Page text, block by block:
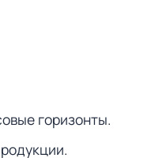
горизонты.